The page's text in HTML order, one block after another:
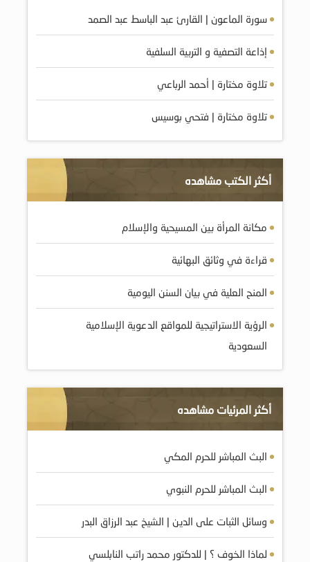
سورة الماعون | القارئ عبد الباسط عبد الصمد
إذاعة التصفية و التربية السلفية
تلاوة مختارة | أحمد الرباعي
تلاوة مختارة | فتحي بوسيس
أكثر الكتب مشاهده
مكانة المرأة بين المسيحية والإسلام
قراءة في وثائق البهائية
المنح العلية في بيان السنن اليومية
الرؤية الاستراتيجية للمواقع الدعوية الإسلامية
السعودية
أكثر المرئيات مشاهده
البث المباشر للحرم المكي
البث المباشر للحرم النبوي
وسائل الثبات على الدين | الشيخ عبد الرزاق البدر
لماذا الخوف ؟ | للدكتور محمد راتب النابلسي